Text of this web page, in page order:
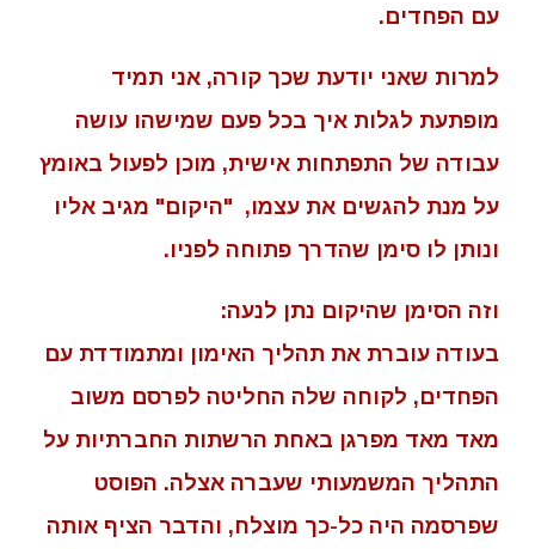
עם הפחדים.
למרות שאני יודעת שכך קורה, אני תמיד
מופתעת לגלות איך בכל פעם שמישהו עושה
עבודה של התפתחות אישית, מוכן לפעול באומץ
על מנת להגשים את עצמו, "היקום" מגיב אליו
ונותן לו סימן שהדרך פתוחה לפניו.
וזה הסימן שהיקום נתן לנעה:
בעודה עוברת את תהליך האימון ומתמודדת עם
הפחדים, לקוחה שלה החליטה לפרסם משוב
מאד מאד מפרגן באחת הרשתות החברתיות על
התהליך המשמעותי שעברה אצלה. הפוסט
שפרסמה היה כל-כך מוצלח, והדבר הציף אותה